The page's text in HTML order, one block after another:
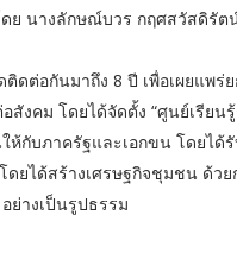
ดย นางลักษณ์บวร กฤศสวัสดิรั
ติดต่อกันมาถึง 8 ปี เพื่อเผยแพ
งคม โดยได้จัดตั้ง “ศูนย์เรียน
ห้กับภาครัฐและเอกขน โดยได้
ยได้สร้างเศรษฐกิจชุมชน ด้ว
ย่างเป็นรูปธรรม